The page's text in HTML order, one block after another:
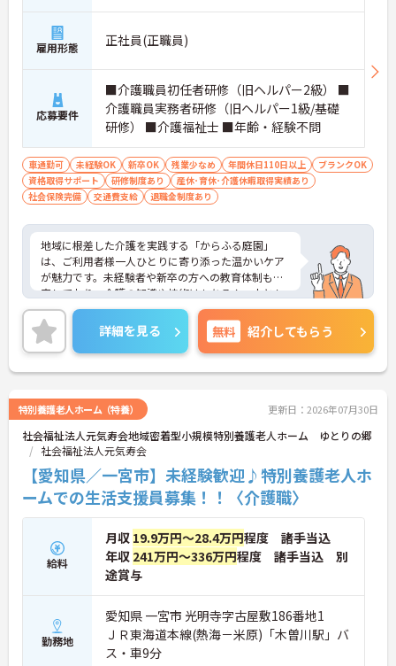
雇用形態 正社員(正職員)
応募要件
■介護職員初任者研修（旧ヘルパー2級） ■
介護職員実務者研修（旧ヘルパー1級/基礎
研修） ■介護福祉士 ■年齢・経験不問
車通勤可 未経験OK 新卒OK 残業少なめ 年間休日110日以上
ブランクOK
資格取得サポート
研修制度あり
産休･育休･介護休暇取得実績あり
社会保険完備
交通費支給 退職金制度あり
地域に根差した介護を実践する「からふる庭園」
は、ご利用者様一人ひとりに寄り添った温かいケア
が魅力です。未経験者や新卒の方への教育体制も充
実しており、介護の知識や技術はもちろん、人とし
ても成長できる環境が整っています。地域社会に貢
献しながら、やりがいを持って長く活躍したい方に
おすすめの職場です。
詳細を見る 無料 紹介してもらう
特別養護老人ホーム（特養） 更新日：2026年07月30日
社会福祉法人元気寿会地域密着型小規模特別養護老人ホーム ゆとりの郷
社会福祉法人元気寿会
【愛知県／一宮市】未経験歓迎♪特別養護老人ホ
ームでの生活支援員募集！！〈介護職〉
給料
月収 19.9万円～28.4万円程度 諸手当込
年収 241万円～336万円程度 諸手当込 別
途賞与
勤務地
愛知県 一宮市 光明寺字古屋敷186番地1
ＪＲ東海道本線(熱海－米原)「木曽川駅」バ
ス・車9分